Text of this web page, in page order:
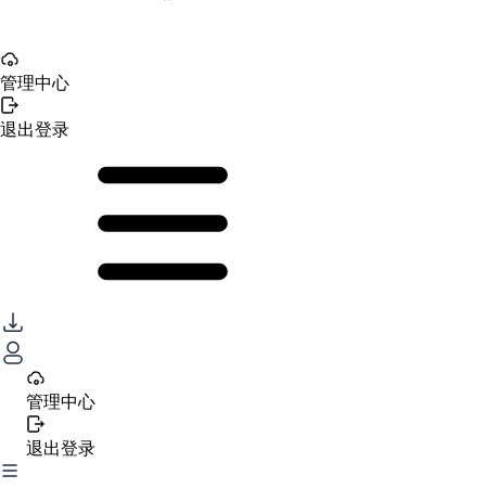
管理中心
退出登录
管理中心
退出登录